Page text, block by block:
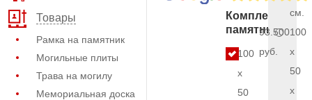
Товары
Рамка на памятник
Могильные плиты
Трава на могилу
Мемориальная доска
Комплект
памятника
100
x
50
см.
93.500
руб.
100
x
50
x